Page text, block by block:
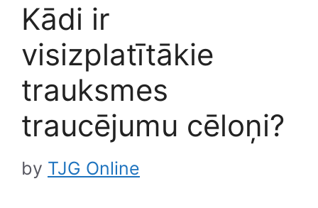
Kādi ir
visizplatītākie
trauksmes
traucējumu cēloņi?
by TJG Online